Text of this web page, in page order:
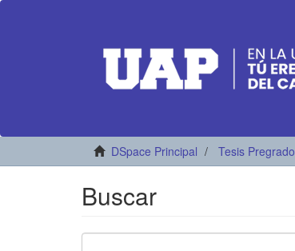
DSpace Principal Tesis Pregrado
Buscar